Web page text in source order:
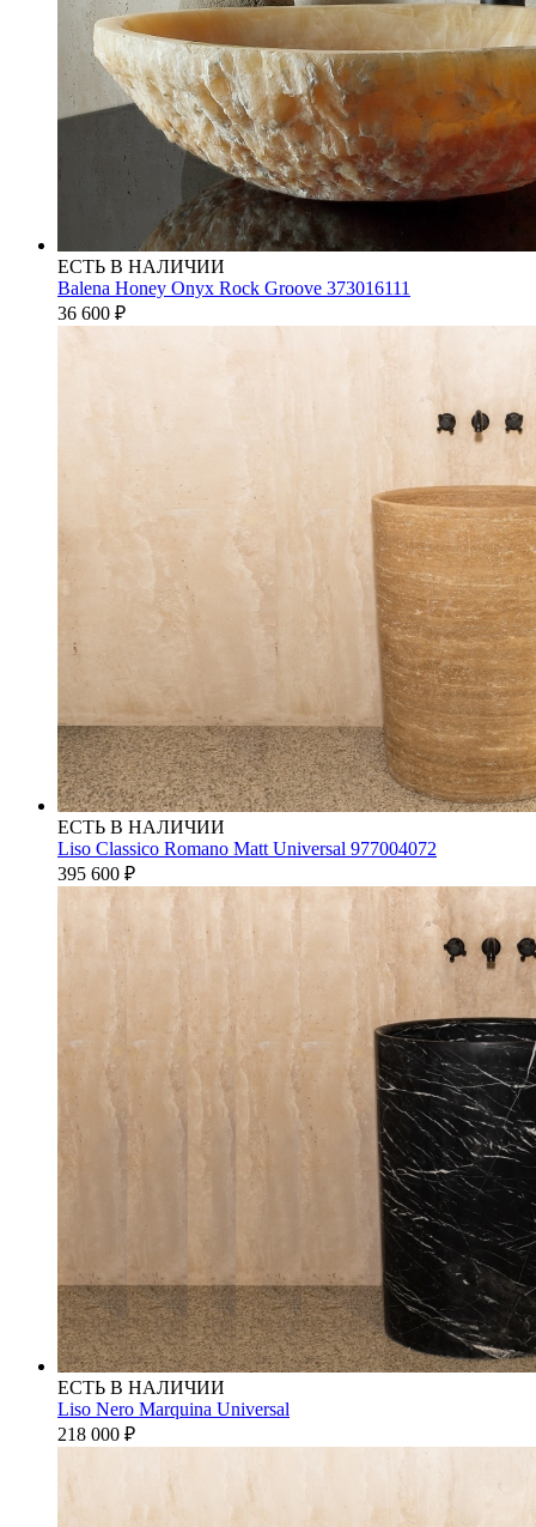
ЕСТЬ В НАЛИЧИИ
Balena Honey Onyx Rock Groove 373016111
36 600 ₽
ЕСТЬ В НАЛИЧИИ
Liso Classico Romano Matt Universal 977004072
395 600 ₽
ЕСТЬ В НАЛИЧИИ
Liso Nero Marquina Universal
218 000 ₽